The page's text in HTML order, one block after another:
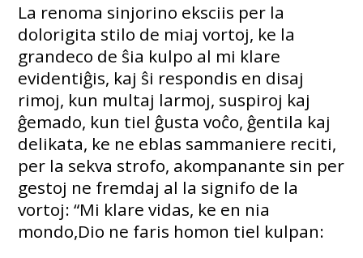
La renoma sinjorino eksciis per la
dolorigita stilo de miaj vortoj, ke la
grandeco de ŝia kulpo al mi klare
evidentiĝis, kaj ŝi respondis en disaj
rimoj, kun multaj larmoj, suspiroj kaj
ĝemado, kun tiel ĝusta voĉo, ĝentila kaj
delikata, ke ne eblas sammaniere reciti,
per la sekva strofo, akompanante sin per
gestoj ne fremdaj al la signifo de la
vortoj: “Mi klare vidas, ke en nia
mondo,Dio ne faris homon tiel kulpan: